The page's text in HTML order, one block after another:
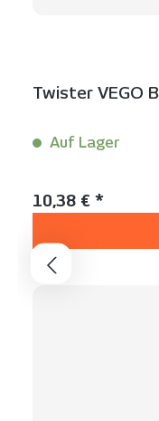
Twister VEGO
Auf Lager
Regulärer Preis:
10,38 € *